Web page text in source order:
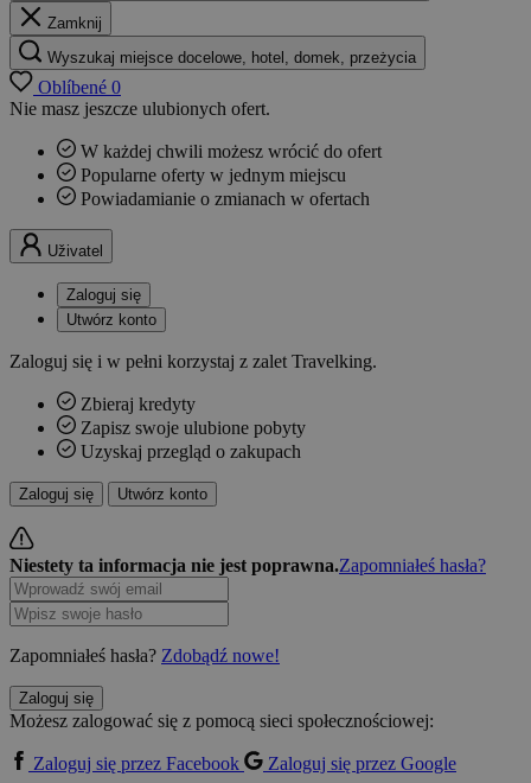
Zamknij
Wyszukaj miejsce docelowe, hotel, domek, przeżycia
Oblíbené 0
Nie masz jeszcze ulubionych ofert.
W każdej chwili możesz wrócić do ofert
Popularne oferty w jednym miejscu
Powiadamianie o zmianach w ofertach
Uživatel
Zaloguj się
Utwórz konto
Zaloguj się i w pełni korzystaj z zalet Travelking.
Zbieraj kredyty
Zapisz swoje ulubione pobyty
Uzyskaj przegląd o zakupach
Zaloguj się Utwórz konto
Niestety ta informacja nie jest poprawna.Zapomniałeś hasła?
Zapomniałeś hasła? Zdobądź nowe!
Zaloguj się
Możesz zalogować się z pomocą sieci społecznościowej:
Zaloguj się przez Facebook
Zaloguj się przez Google